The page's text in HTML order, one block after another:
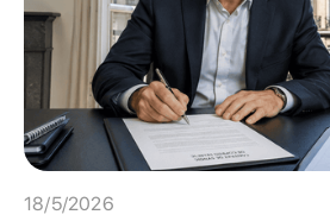
18/5/2026